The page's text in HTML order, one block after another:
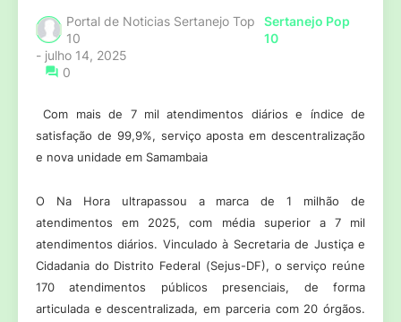
Portal de Noticias Sertanejo Top
10
Sertanejo Pop
10
- julho 14, 2025
0
Com mais de 7 mil atendimentos diários e índice de
satisfação de 99,9%, serviço aposta em descentralização
e nova unidade em Samambaia
O Na Hora ultrapassou a marca de 1 milhão de
atendimentos em 2025, com média superior a 7 mil
atendimentos diários. Vinculado à Secretaria de Justiça e
Cidadania do Distrito Federal (Sejus-DF), o serviço reúne
170 atendimentos públicos presenciais, de forma
articulada e descentralizada, em parceria com 20 órgãos.